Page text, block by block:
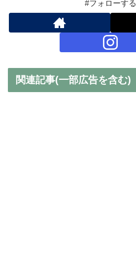
#フォローする
関連記事(一部広告を含む)